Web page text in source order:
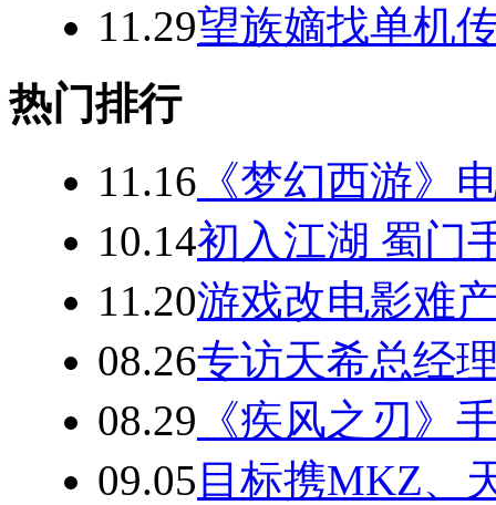
11.29望族嫡找单机
热门排行
11.16 《梦幻西游》
10.14初入江湖 蜀门
11.20游戏改电影难
08.26专访天希总经
08.29 《疾风之刃》
09.05 目标携MKZ、